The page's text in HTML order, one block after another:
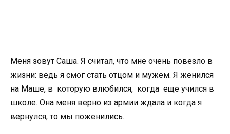
Меня зовут Саша. Я считал, что мне очень повезло в
жизни: ведь я смог стать отцом и мужем. Я женился
на Маше, в которую влюбился, когда еще учился в
школе. Она меня верно из армии ждала и когда я
вернулся, то мы поженились.